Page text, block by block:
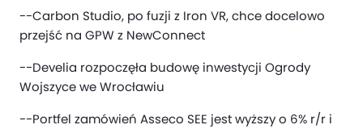
--Carbon Studio, po fuzji z Iron VR, chce docelowo
przejść na GPW z NewConnect
--Develia rozpoczęła budowę inwestycji Ogrody
Wojszyce we Wrocławiu
--Portfel zamówień Asseco SEE jest wyższy o 6% r/r i